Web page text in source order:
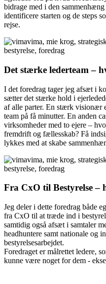
bidrage med i den
identificere starten og de steps
rejse.
Det stærke lederteam –
I det foredrag tager jeg afsæt i
sætter det stærke hold i
af alle parter. En stærk visionær
team på få minutter. En anden
virksomheder med to ejere –
fremdrift og fællesskab? Få
lykkes med at skabe
Fra CxO til Bestyrelse –
Jeg deler i dette foredrag både
fra CxO til at træde ind i
samtidig også afsæt i samtaler
headhuntere samt nationale og
bestyrelsesarbejdet.
Foredraget er målrettet ledere,
kunne være noget for dem -